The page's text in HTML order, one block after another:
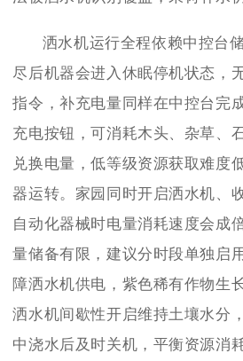
洒水机运行全程依赖中控台
尽后机器会进入休眠停机状态，
指令，补充电量同样在中控台完
充电按钮，可消耗木头、杂草、
兑换电量，低等级资源获取难度
器运转。家园同时开启洒水机、
自动化器械时电量消耗速度会成
量储备有限，建议分时段单独启
障洒水机供电，紫色稀有作物生
洒水机间歇性开启维持土壤水分
中浇水后及时关机，平衡资源消